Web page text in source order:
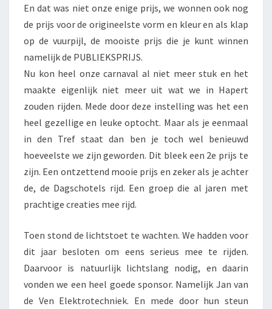
En dat was niet onze enige prijs, we wonnen ook nog
de prijs voor de origineelste vorm en kleur en als klap
op de vuurpijl, de mooiste prijs die je kunt winnen
namelijk de PUBLIEKSPRIJS.
Nu kon heel onze carnaval al niet meer stuk en het
maakte eigenlijk niet meer uit wat we in Hapert
zouden rijden. Mede door deze instelling was het een
heel gezellige en leuke optocht. Maar als je eenmaal
in den Tref staat dan ben je toch wel benieuwd
hoeveelste we zijn geworden. Dit bleek een 2e prijs te
zijn. Een ontzettend mooie prijs en zeker als je achter
de, de Dagschotels rijd. Een groep die al jaren met
prachtige creaties mee rijd.
Toen stond de lichtstoet te wachten. We hadden voor
dit jaar besloten om eens serieus mee te rijden.
Daarvoor is natuurlijk lichtslang nodig, en daarin
vonden we een heel goede sponsor. Namelijk Jan van
de Ven Elektrotechniek. En mede door hun steun